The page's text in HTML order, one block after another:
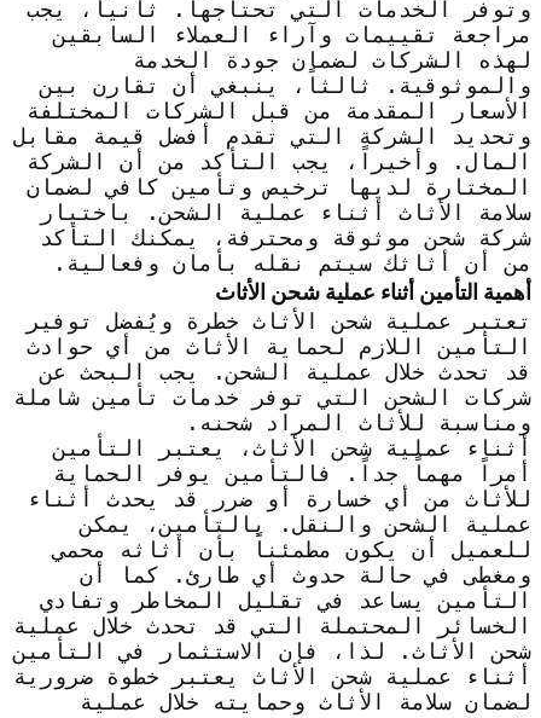
وتوفر الخدمات التي تحتاجها. ثانياً، يجب
مراجعة تقييمات وآراء العملاء السابقين
لهذه الشركات لضمان جودة الخدمة
والموثوقية. ثالثاً، ينبغي أن تقارن بين
الأسعار المقدمة من قبل الشركات المختلفة
وتحديد الشركة التي تقدم أفضل قيمة مقابل
المال. وأخيراً، يجب التأكد من أن الشركة
المختارة لديها ترخيص وتأمين كافي لضمان
سلامة الأثاث أثناء عملية الشحن. باختيار
شركة شحن موثوقة ومحترفة، يمكنك التأكد
من أن أثاثك سيتم نقله بأمان وفعالية.
أهمية التأمين أثناء عملية شحن الأثاث
تعتبر عملية شحن الأثاث خطرة ويُفضل توفير
التأمين اللازم لحماية الأثاث من أي حوادث
قد تحدث خلال عملية الشحن. يجب البحث عن
شركات الشحن التي توفر خدمات تأمين شاملة
ومناسبة للأثاث المراد شحنه.
أثناء عملية شحن الأثاث، يعتبر التأمين
أمراً مهماً جداً. فالتأمين يوفر الحماية
للأثاث من أي خسارة أو ضرر قد يحدث أثناء
عملية الشحن والنقل. بالتأمين، يمكن
للعميل أن يكون مطمئناً بأن أثاثه محمي
ومغطى في حالة حدوث أي طارئ. كما أن
التأمين يساعد في تقليل المخاطر وتفادي
الخسائر المحتملة التي قد تحدث خلال عملية
شحن الأثاث. لذا، فإن الاستثمار في التأمين
أثناء عملية شحن الأثاث يعتبر خطوة ضرورية
لضمان سلامة الأثاث وحمايته خلال عملية